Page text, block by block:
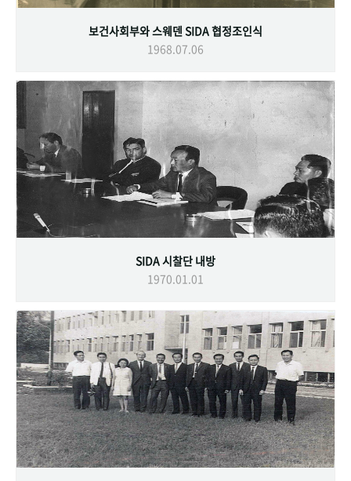
보건사회부와 스웨덴 SIDA 협정조인식
1968.07.06
SIDA 시찰단 내방
1970.01.01